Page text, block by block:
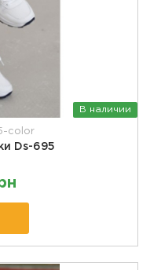
В наличии
color
Ds-695